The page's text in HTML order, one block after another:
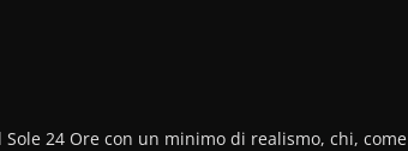
24 Ore con un minimo di realismo, chi, come